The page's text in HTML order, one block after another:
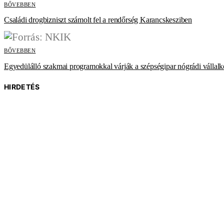
BŐVEBBEN
Családi drogbizniszt számolt fel a rendőrség Karancskesziben
BŐVEBBEN
Egyedülálló szakmai programokkal várják a szépségipar nógrádi
HIRDETÉS